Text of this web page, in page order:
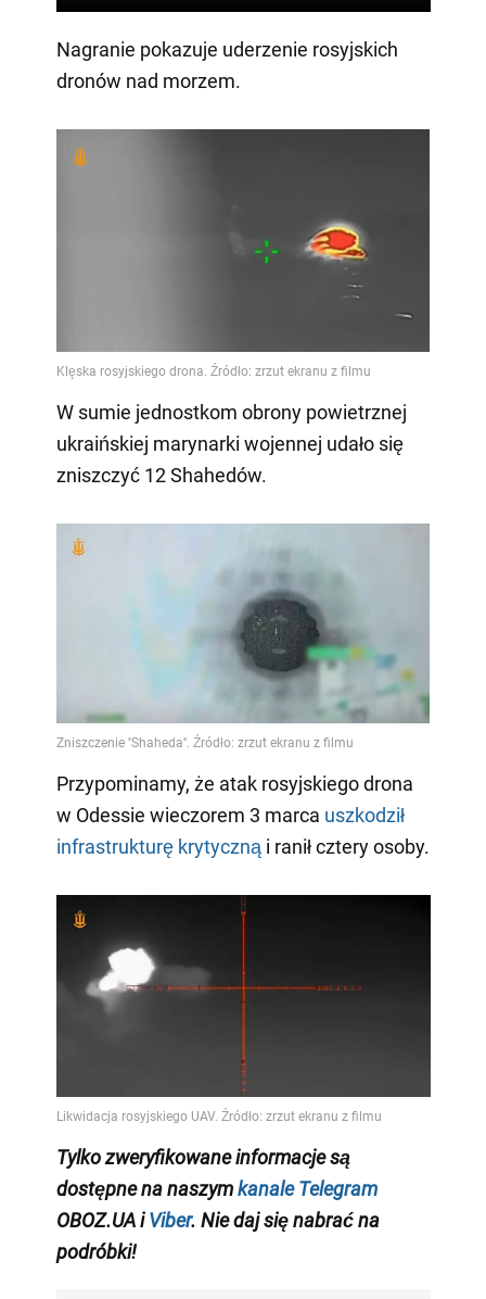
Nagranie pokazuje uderzenie rosyjskich
dronów nad morzem.
W sumie jednostkom obrony powietrznej
ukraińskiej marynarki wojennej udało się
zniszczyć 12 Shahedów.
Przypominamy, że atak rosyjskiego drona
w Odessie wieczorem 3 marca uszkodził
infrastrukturę krytycznąi ranił cztery osoby.
Tylko zweryfikowane informacje są
dostępne na naszymkanale Telegram
OBOZ.UA iViber. Nie daj się nabrać na
podróbki!